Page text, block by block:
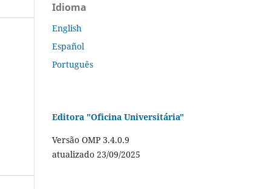
Idioma
English
Español
Português
Editora "Oficina Universitária"
Versão OMP 3.4.0.9
atualizado 23/09/2025